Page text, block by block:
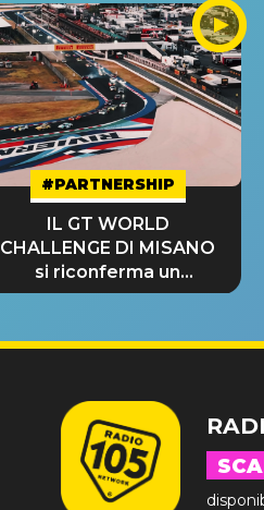
#PARTNERSHIP
IL GT WORLD
CHALLENGE DI MISANO
si riconferma un
GRANDE SUCCESSO!